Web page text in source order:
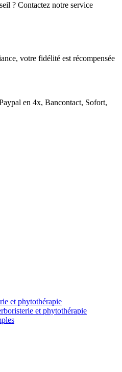
? Contactez notre service
votre fidélité est récompensée
en 4x, Bancontact, Sofort,
et phytothérapie
et phytothérapie